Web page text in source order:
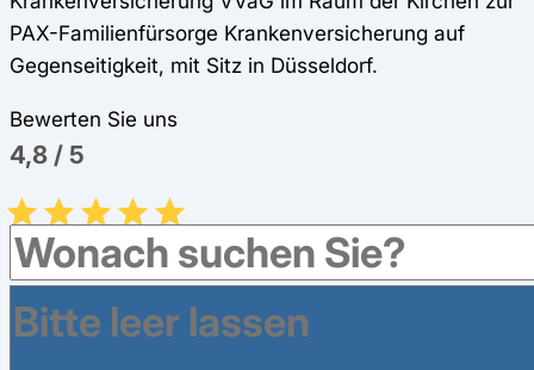
PAX-Familienfürsorge Krankenversicherung auf
Gegenseitigkeit, mit Sitz in Düsseldorf.
Bewerten Sie uns
4,8 / 5
eine Bewertung abgegeben.